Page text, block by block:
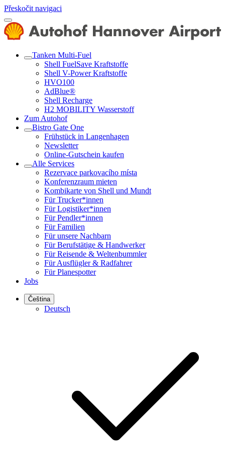
Přeskočit navigaci
Tanken Multi-Fuel
Shell FuelSave Kraftstoffe
Shell V-Power Kraftstoffe
HVO100
AdBlue®
Shell Recharge
H2 MOBILITY Wasserstoff
Zum Autohof
Bistro Gate One
Frühstück in Langenhagen
Newsletter
Online-Gutschein kaufen
Alle Services
Rezervace parkovacího místa
Konferenzraum mieten
Kombikarte von Shell und Mundt
Für Trucker*innen
Für Logistiker*innen
Für Pendler*innen
Für Familien
Für unsere Nachbarn
Für Berufstätige & Handwerker
Für Reisende & Weltenbummler
Für Ausflügler & Radfahrer
Für Planespotter
Jobs
Čeština
Deutsch